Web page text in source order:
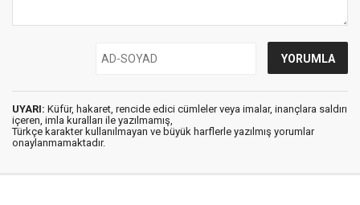
UYARI: Küfür, hakaret, rencide edici cümleler veya imalar, inançlara saldırı
içeren, imla kuralları ile yazılmamış,
Türkçe karakter kullanılmayan ve büyük harflerle yazılmış yorumlar
onaylanmamaktadır.